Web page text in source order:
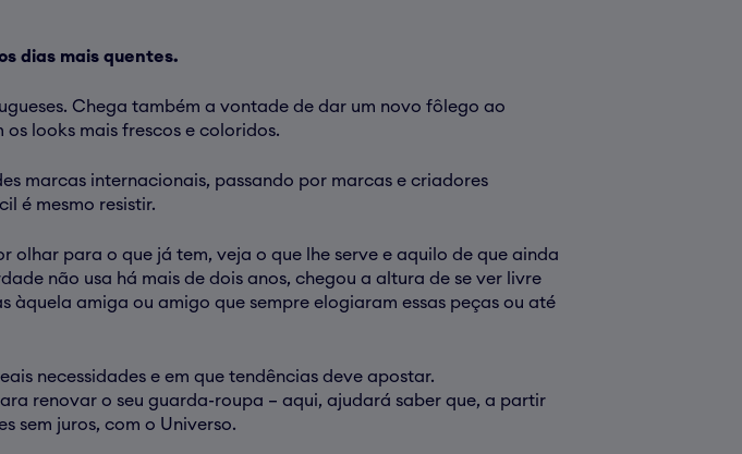
dias mais quentes.
Chega também a vontade de dar um novo fôlego ao
looks mais frescos e coloridos.
marcas internacionais, passando por marcas e criadores
é mesmo resistir.
para o que já tem, veja o que lhe serve e aquilo de que ainda
não usa há mais de dois anos, chegou a altura de se ver livre
amiga ou amigo que sempre elogiaram essas peças ou até
necessidades e em que tendências deve apostar.
renovar o seu guarda-roupa – aqui, ajudará saber que, a partir
sem juros, com o Universo.